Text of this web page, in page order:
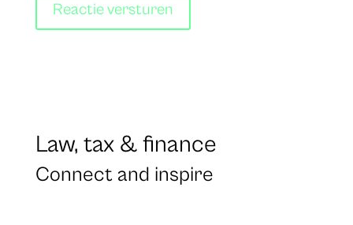
Reactie versturen
Law, tax & finance
Connect and inspire